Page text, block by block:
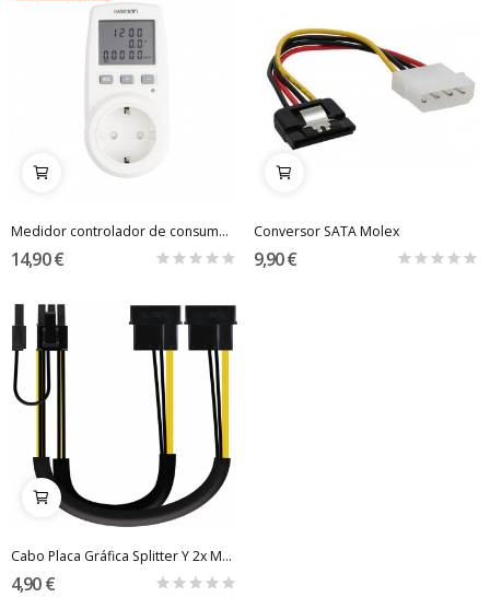
Medidor controlador de consumo eléctrico - 16A...
14,90 €
Conversor SATA Molex
9,90 €
Cabo Placa Gráfica Splitter Y 2x Molex - PCI-e...
4,90 €